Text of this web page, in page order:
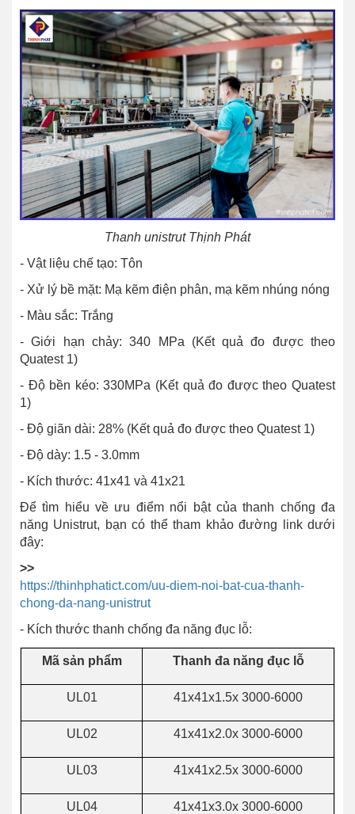
Thanh unistrut Thịnh Phát
- Vật liệu chế tạo: Tôn
- Xử lý bề mặt: Mạ kẽm điện phân, mạ kẽm nhúng nóng
- Màu sắc: Trắng
- Giới hạn chảy: 340 MPa (Kết quả đo được theo
Quatest 1)
- Độ bền kéo: 330MPa (Kết quả đo được theo Quatest
1)
- Độ giãn dài: 28% (Kết quả đo được theo Quatest 1)
- Độ dày: 1.5 - 3.0mm
- Kích thước: 41x41 và 41x21
Để tìm hiểu về ưu điểm nổi bật của thanh chống đa
năng Unistrut, bạn có thể tham khảo đường link dưới
đây:
>>
https://thinhphatict.com/uu-diem-noi-bat-cua-thanh-
chong-da-nang-unistrut
- Kích thước thanh chống đa năng đục lỗ:
Mã sản phẩm Thanh đa năng đục lỗ
UL01 41x41x1.5x 3000-6000
UL02 41x41x2.0x 3000-6000
UL03 41x41x2.5x 3000-6000
UL04 41x41x3.0x 3000-6000